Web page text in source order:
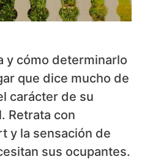
y cómo determinarlo
que dice mucho de
carácter de su
Retrata con
y la sensación de
sus ocupantes.